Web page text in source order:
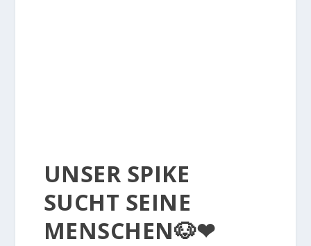
UNSER SPIKE
SUCHT SEINE
MENSCHEN🐶❤